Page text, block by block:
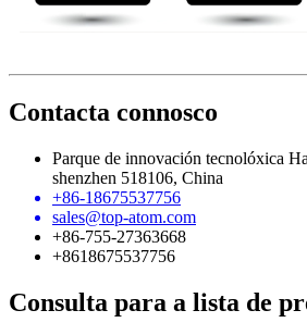
Contacta connosco
Parque de innovación tecnolóxica
shenzhen 518106, China
+86-18675537756
sales@top-atom.com
+86-755-27363668
+8618675537756
Consulta para a lista de